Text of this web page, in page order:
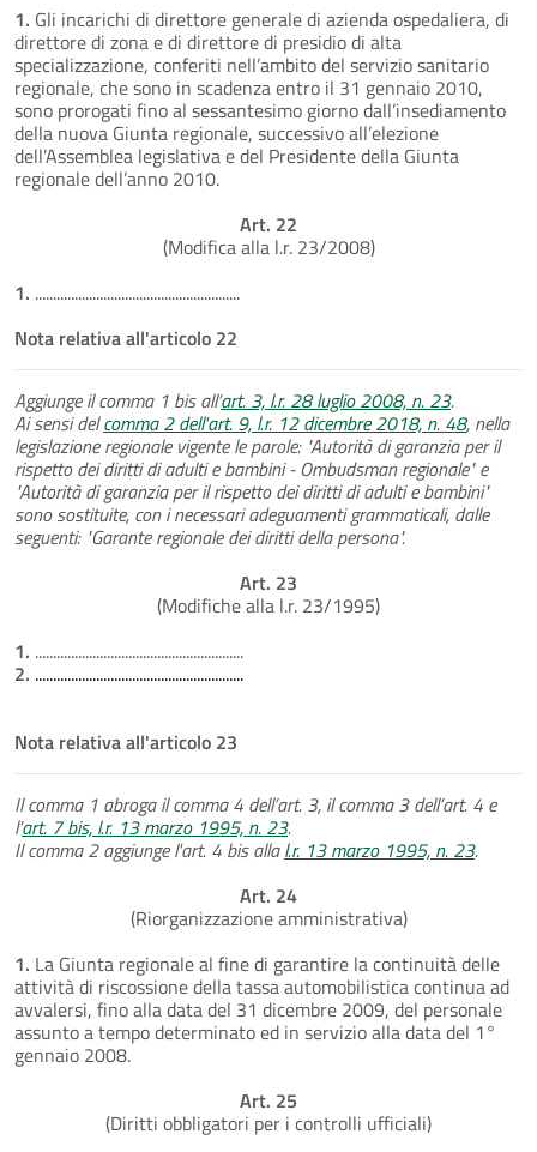
1. Gli incarichi di direttore generale di azienda ospedaliera, di
direttore di zona e di direttore di presidio di alta
specializzazione, conferiti nell’ambito del servizio sanitario
regionale, che sono in scadenza entro il 31 gennaio 2010,
sono prorogati fino al sessantesimo giorno dall’insediamento
della nuova Giunta regionale, successivo all’elezione
dell’Assemblea legislativa e del Presidente della Giunta
regionale dell’anno 2010.
Art. 22
(Modifica alla l.r. 23/2008)
1. .........................................................
Nota relativa all'articolo 22
Aggiunge il comma 1 bis all’art. 3, l.r. 28 luglio 2008, n. 23.
Ai sensi delcomma 2 dell'art. 9, l.r. 12 dicembre 2018, n. 48, nella
legislazione regionale vigente le parole: "Autorità di garanzia per il
rispetto dei diritti di adulti e bambini - Ombudsman regionale" e
"Autorità di garanzia per il rispetto dei diritti di adulti e bambini"
sono sostituite, con i necessari adeguamenti grammaticali, dalle
seguenti: "Garante regionale dei diritti della persona".
Art. 23
(Modifiche alla l.r. 23/1995)
1. ..........................................................
2. ..........................................................
Nota relativa all'articolo 23
Il comma 1 abroga il comma 4 dell’art. 3, il comma 3 dell’art. 4 e
l’art. 7 bis, l.r. 13 marzo 1995, n. 23.
Il comma 2 aggiunge l'art. 4 bis allal.r. 13 marzo 1995, n. 23.
Art. 24
(Riorganizzazione amministrativa)
1. La Giunta regionale al fine di garantire la continuità delle
attività di riscossione della tassa automobilistica continua ad
avvalersi, fino alla data del 31 dicembre 2009, del personale
assunto a tempo determinato ed in servizio alla data del 1°
gennaio 2008.
Art. 25
(Diritti obbligatori per i controlli ufficiali)